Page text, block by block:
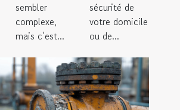
sembler
complexe,
mais c’est...
sécurité de
votre domicile
ou de...